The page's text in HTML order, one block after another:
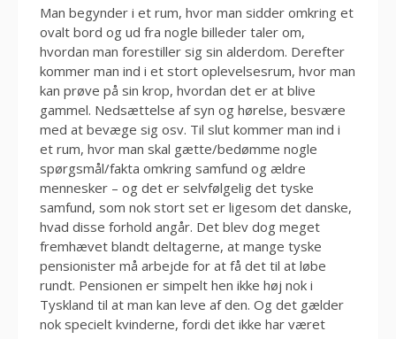
Man begynder i et rum, hvor man sidder omkring et
ovalt bord og ud fra nogle billeder taler om,
hvordan man forestiller sig sin alderdom. Derefter
kommer man ind i et stort oplevelsesrum, hvor man
kan prøve på sin krop, hvordan det er at blive
gammel. Nedsættelse af syn og hørelse, besvære
med at bevæge sig osv. Til slut kommer man ind i
et rum, hvor man skal gætte/bedømme nogle
spørgsmål/fakta omkring samfund og ældre
mennesker – og det er selvfølgelig det tyske
samfund, som nok stort set er ligesom det danske,
hvad disse forhold angår. Det blev dog meget
fremhævet blandt deltagerne, at mange tyske
pensionister må arbejde for at få det til at løbe
rundt. Pensionen er simpelt hen ikke høj nok i
Tyskland til at man kan leve af den. Og det gælder
nok specielt kvinderne, fordi det ikke har været